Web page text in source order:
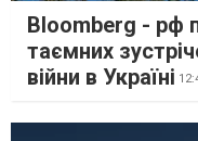
Bloomberg - рф
таємних
війни в Україні